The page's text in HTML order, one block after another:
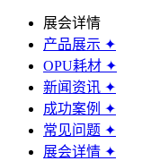
展会详情
产品展示 ✦
OPU耗材 ✦
新闻资讯 ✦
成功案例 ✦
常见问题 ✦
展会详情 ✦